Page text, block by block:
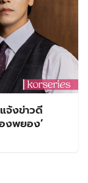
จ้งข่าวดี
งพยอง’